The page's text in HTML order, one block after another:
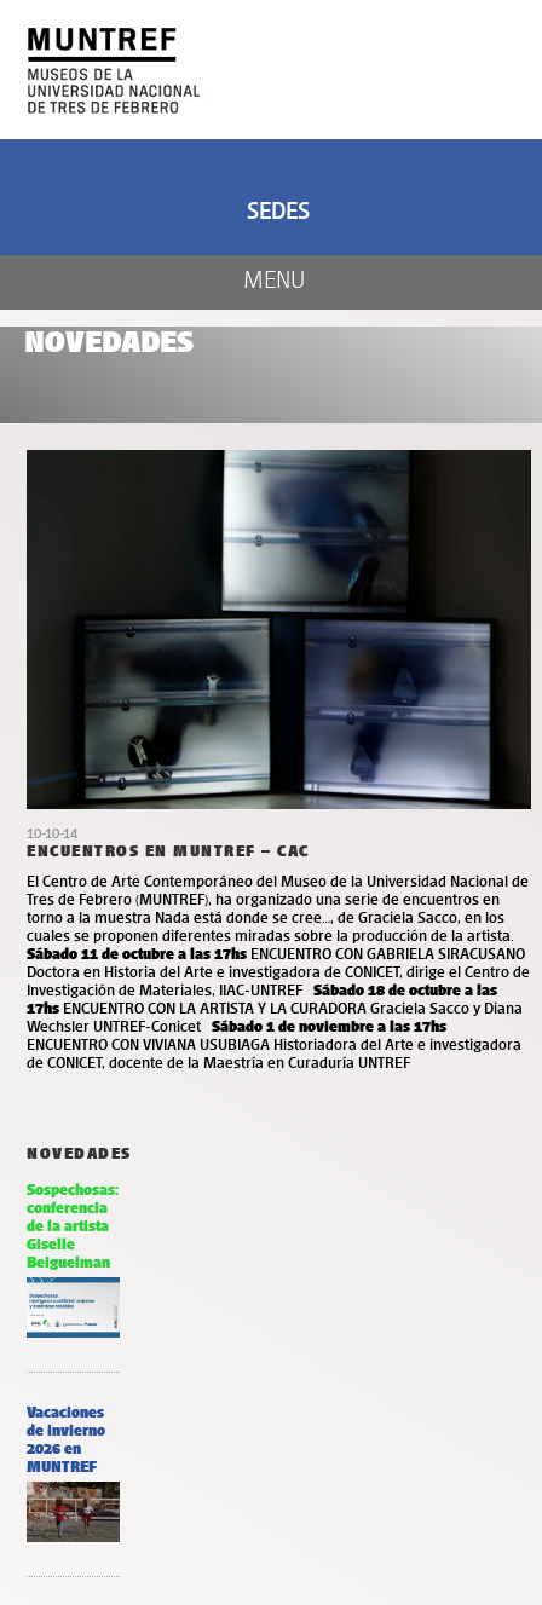
NOVEDADES
10-10-14
ENCUENTROS EN MUNTREF – CAC
El Centro de Arte Contemporáneo del Museo de la Universidad Nacional de
Tres de Febrero (MUNTREF), ha organizado una serie de encuentros en
torno a la muestra Nada está donde se cree…, de Graciela Sacco, en los
cuales se proponen diferentes miradas sobre la producción de la artista.
Sábado 11 de octubre a las 17hs ENCUENTRO CON GABRIELA SIRACUSANO
Doctora en Historia del Arte e investigadora de CONICET, dirige el Centro de
Investigación de Materiales, IIAC-UNTREF Sábado 18 de octubre a las
17hs ENCUENTRO CON LA ARTISTA Y LA CURADORA Graciela Sacco y Diana
Wechsler UNTREF-Conicet Sábado 1 de noviembre a las 17hs
ENCUENTRO CON VIVIANA USUBIAGA Historiadora del Arte e investigadora
de CONICET, docente de la Maestría en Curaduría UNTREF
NOVEDADES
Sospechosas:
conferencia
de la artista
Giselle
Beiguelman
Vacaciones
de invierno
2026 en
MUNTREF
MENU
SEDES
CENTRO DE ARTE
Y NATURALEZA
ARTE Y CIENCIA